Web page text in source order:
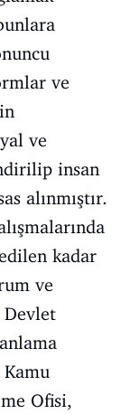
ve
ve
insan
alınmıştır.
kadar
ve
Devlet
Kamu
Ofisi,